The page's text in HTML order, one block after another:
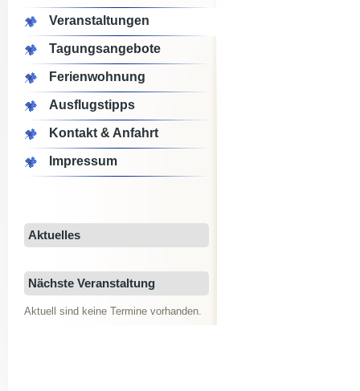
Veranstaltungen
Tagungsangebote
Ferienwohnung
Ausflugstipps
Kontakt & Anfahrt
Impressum
Aktuelles
Nächste Veranstaltung
Aktuell sind keine Termine vorhanden.